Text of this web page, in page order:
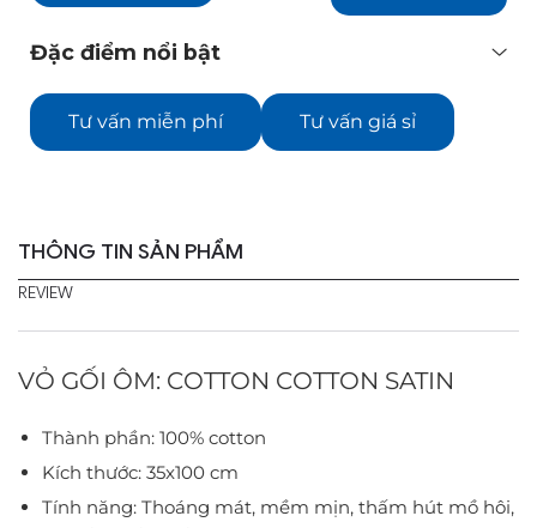
Đặc điểm nổi bật
Tư vấn miễn phí Tư vấn giá sỉ
THÔNG TIN SẢN PHẨM
REVIEW
VỎ GỐI ÔM: COTTON COTTON SATIN
Thành phần: 100% cotton
Kích thước: 35x100 cm
Tính năng: Thoáng mát, mềm mịn, thấm hút mồ hôi,